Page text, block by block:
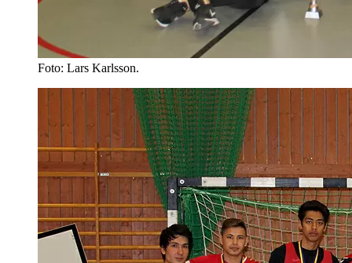
Foto: Lars Karlsson.